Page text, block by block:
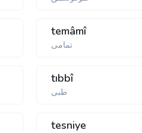
temâmî
تمامی
tıbbî
طبی
tesniye